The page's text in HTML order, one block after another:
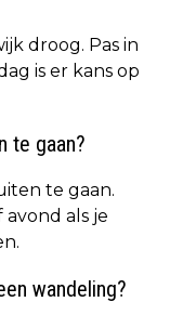
droog. Pas in
is er kans op
te gaan?
te gaan.
als je
wandeling?